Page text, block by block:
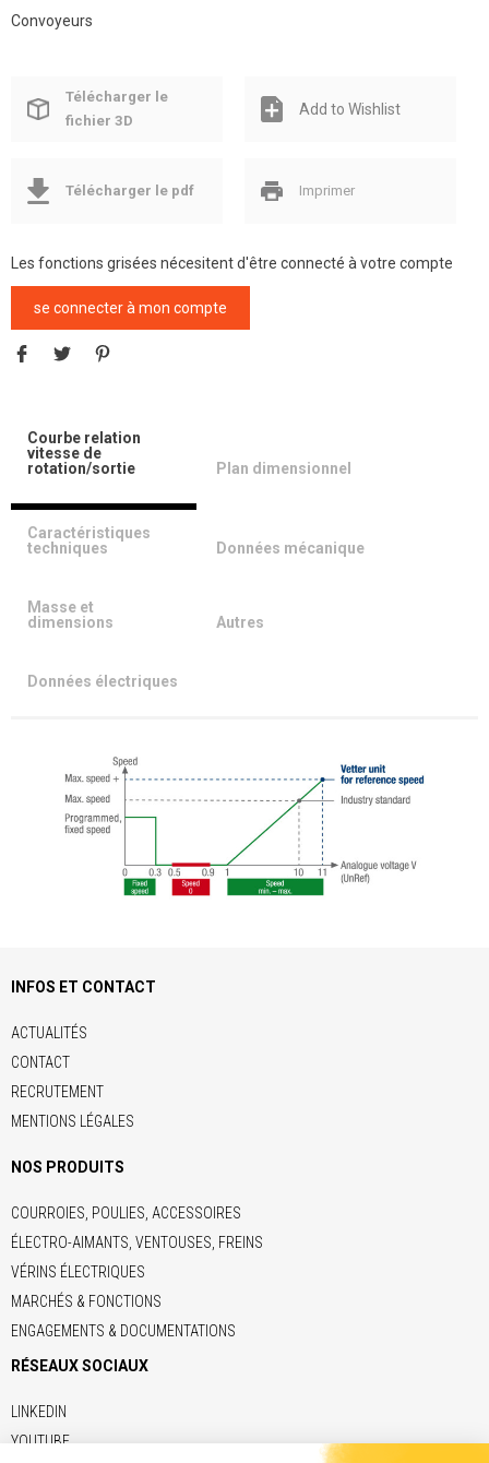
Convoyeurs
Télécharger le
fichier 3D
Add to Wishlist
Télécharger le pdf Imprimer
Les fonctions grisées nécesitent d'être connecté à votre compte
se connecter à mon compte
Courbe relation
vitesse de
rotation/sortie
Plan dimensionnel
Caractéristiques
techniques
Données mécanique
Masse et
dimensions
Autres
Données électriques
INFOS ET CONTACT
ACTUALITÉS
CONTACT
RECRUTEMENT
MENTIONS LÉGALES
NOS PRODUITS
COURROIES, POULIES, ACCESSOIRES
ÉLECTRO-AIMANTS, VENTOUSES, FREINS
VÉRINS ÉLECTRIQUES
MARCHÉS & FONCTIONS
ENGAGEMENTS & DOCUMENTATIONS
RÉSEAUX SOCIAUX
LINKEDIN
YOUTUBE